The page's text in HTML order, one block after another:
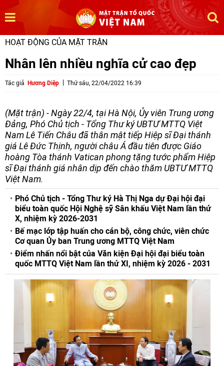
HOẠT ĐỘNG CỦA MẶT TRẬN
Nhân lên nhiều nghĩa cử cao đẹp
Tác giả Hương Diệp Thứ sáu, 22/04/2022 16:39
(Mặt trận) - Ngày 22/4, tại Hà Nội, Ủy viên Trung ương
Đảng, Phó Chủ tịch - Tổng Thư ký UBTƯ MTTQ Việt
Nam Lê Tiến Châu đã thân mật tiếp Hiệp sĩ Đại thánh
giá Lê Đức Thịnh, người châu Á đầu tiên được Giáo
hoàng Tòa thánh Vatican phong tặng tước phẩm Hiệp
sĩ Đại thánh giá nhân dịp đến chào thăm UBTƯ MTTQ
Việt Nam.
Phó Chủ tịch - Tổng Thư ký Hà Thị Nga dự Đại hội đại
biểu toàn quốc Hội Nghệ sỹ Sân khấu Việt Nam lần thứ
X, nhiệm kỳ 2026-2031
Bế mạc lớp tập huấn cho cán bộ, công chức, viên chức
Cơ quan Ủy ban Trung ương MTTQ Việt Nam
Điểm nhấn nổi bật của Văn kiện Đại hội đại biểu toàn
quốc MTTQ Việt Nam lần thứ XI, nhiệm kỳ 2026 - 2031